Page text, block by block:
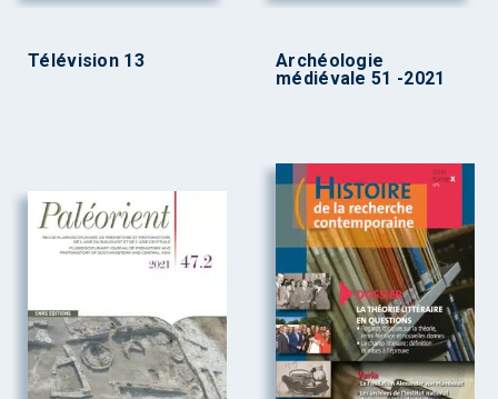
Télévision 13
Archéologie
médiévale 51 -2021